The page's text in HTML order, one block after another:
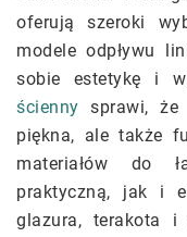
oferują szeroki
modele odpływu
sobie estetykę i
ścienny sprawi, że
piękna, ale także
materiałów do
praktyczną, jak i
glazura, terakota i